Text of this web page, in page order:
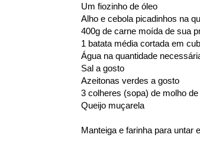
Um fiozinho de óleo
Alho e cebola picadinhos na
400g de carne moída de sua
1 batata média cortada em
Água na quantidade
Sal a gosto
Azeitonas verdes a gosto
3 colheres (sopa) de molho
Queijo muçarela
Manteiga e farinha para untar